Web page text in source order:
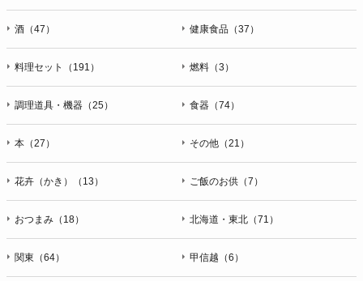
酒（47） 健康食品（37）
料理セット（191） 燃料（3）
調理道具・機器（25） 食器（74）
本（27） その他（21）
花卉（かき）（13） ご飯のお供（7）
おつまみ（18） 北海道・東北（71）
関東（64） 甲信越（6）